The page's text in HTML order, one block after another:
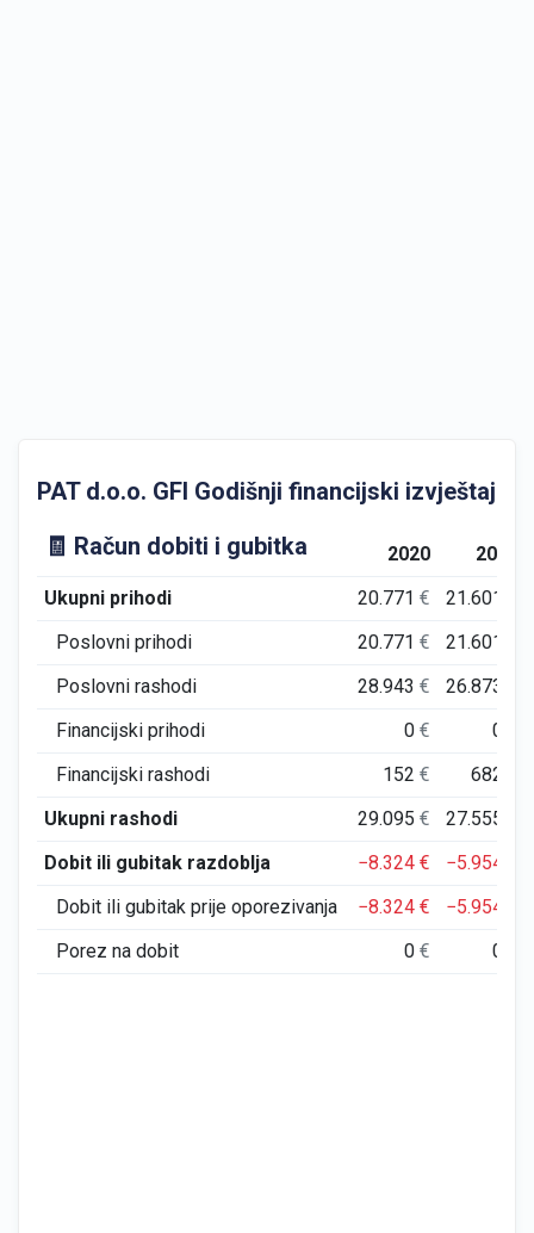
PAT d.o.o. GFI Godišnji financijski izvještaji
🧾 Račun dobiti i gubitka
2020
2021
Ukupni prihodi
20.771€ 21.601
Poslovni prihodi
20.771€ 21.601
Poslovni rashodi
28.943€ 26.873
Financijski prihodi
0€ 0
Financijski rashodi
152€ 682
Ukupni rashodi
29.095€ 27.555
Dobit ili gubitak razdoblja
−8.324€ −5.954
Dobit ili gubitak prije oporezivanja
−8.324€ −5.954
Porez na dobit
0€ 0